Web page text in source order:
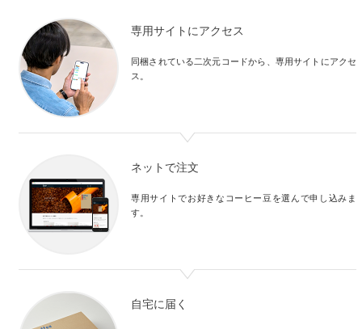
専用サイトにアクセス
同梱されている二次元コードから、専用サイトにアクセ
ス。
ネットで注文
専用サイトでお好きなコーヒー豆を選んで申し込みま
す。
自宅に届く